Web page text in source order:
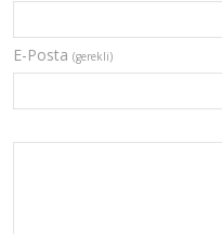
E-Posta (gerekli)